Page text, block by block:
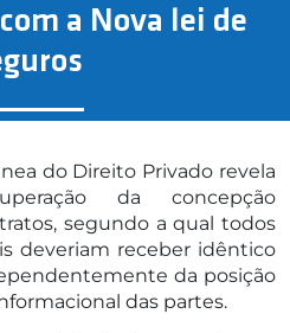
a Nova lei de
do Direito Privado revela
da concepção
segundo a qual todos
deveriam receber idêntico
da posição
das partes.